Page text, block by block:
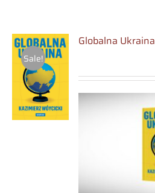
Sale!
Globalna Ukraina